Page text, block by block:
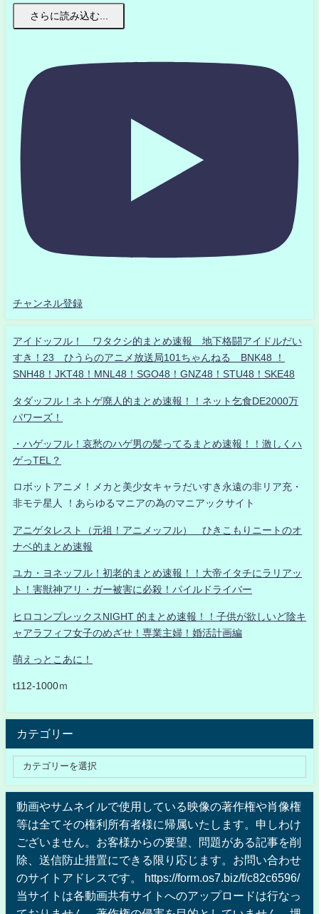
さらに読み込む...
チャンネル登録
アイドッフル！ ワタクシ的まとめ速報 地下格闘アイドルだい
すき！23 ひうらのアニメ放送局101ちゃんねる BNK48 ！
SNH48！JKT48！MNL48！SGO48！GNZ48！STU48！SKE48
タダッフル！ネトゲ廃人的まとめ速報！！ネット乞食DE2000万
パワーズ！
・ハゲッフル！哀愁のハゲ男の髪ってるまとめ速報！！激しくハ
ゲっTEL？
ロボットアニメ！メカと美少女キャラだいすき永遠の非リア充・
非モテ星人 ！あらゆるマニアの為のマニアックサイト
アニゲタレスト（元祖！アニメッフル） ひきこもりニートのオ
ナベ的まとめ速報
ユカ・ヨネッフル！初老的まとめ速報！！大帝イタチにラリアッ
ト！害獣神アリ・ガー被害に必殺！パイルドライバー
ヒロコンプレックスNIGHT 的まとめ速報！！子供が欲しいど陰キ
ャアラフィフ女子のめざせ！専業主婦！婚活計画編
萌えっとこあに！
t112-1000ｍ
カテゴリー
動画やサムネイルで使用している映像の著作権や肖像権
等は全てその権利所有者様に帰属いたします。申しわけ
ございません。お客様からの要望、問題がある記事を削
除、送信防止措置にできる限り応じます。お問い合わせ
のサイトアドレスです。 https://form.os7.biz/f/c82c6596/
当サイトは各動画共有サイトへのアップロードは行なっ